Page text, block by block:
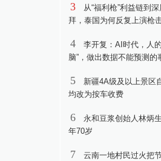
3
从“福利枪”利益链到
拜，泰国为何反复上演枪
4
李开复：AI时代，人
脑”，做出数据不能预测的
5
新疆4A级及以上景区
均改为按车收费
6
永和豆浆创始人林炳
年70岁
7
云南一地村民过火把